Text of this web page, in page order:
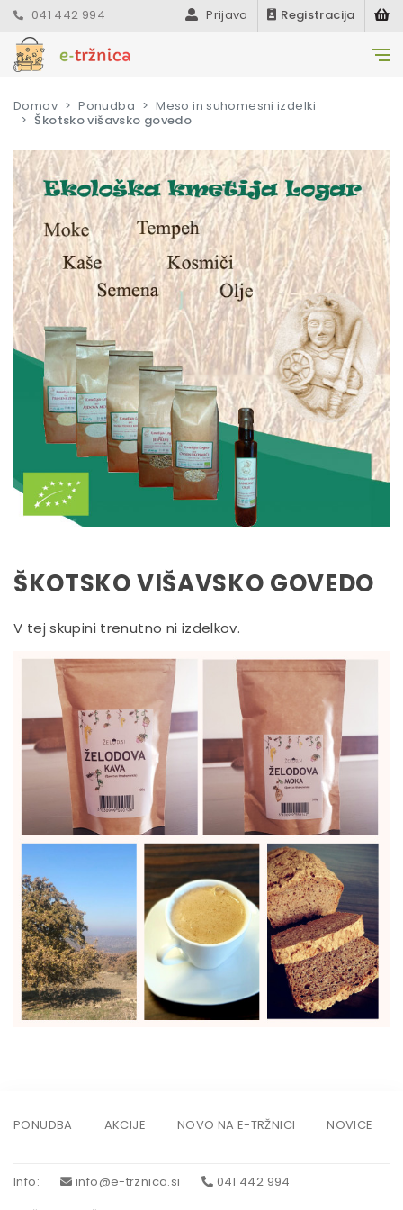
041 442 994 Prijava Registracija
Domov Ponudba
Meso in suhomesni izdelki
Škotsko višavsko govedo
ŠKOTSKO VIŠAVSKO GOVEDO
V tej skupini trenutno ni izdelkov.
PONUDBA AKCIJE NOVO NA E-TRŽNICI NOVICE
Info: info@e-trznica.si
041 442 994